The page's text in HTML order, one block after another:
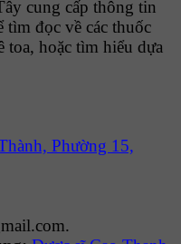
cung cấp thông tin
tìm đọc về các thuốc
hoặc tìm hiểu dựa
Phường 15,